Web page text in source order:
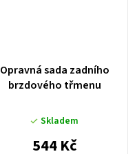
Opravná sada zadního
brzdového třmenu
Skladem
544 Kč